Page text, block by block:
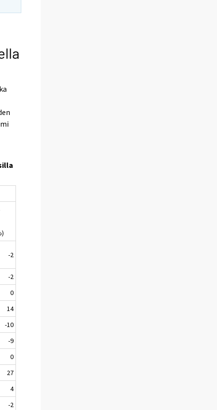
-2
-2
0
14
-10
-9
0
27
4
-2